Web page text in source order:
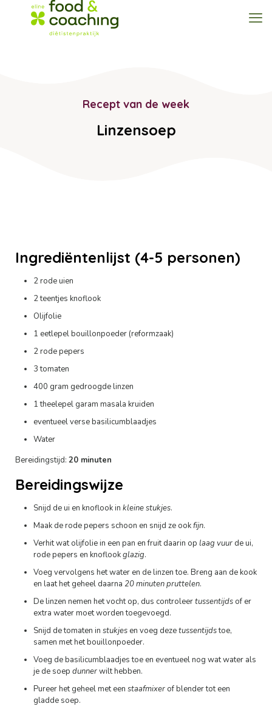
Recept van de week
Linzensoep
Ingrediëntenlijst (4-5 personen)
2 rode uien
2 teentjes knoflook
Olijfolie
1 eetlepel bouillonpoeder (reformzaak)
2 rode pepers
3 tomaten
400 gram gedroogde linzen
1 theelepel garam masala kruiden
eventueel verse basilicumblaadjes
Water
Bereidingstijd: 20 minuten
Bereidingswijze
Snijd de ui en knoflook in kleine stukjes.
Maak de rode pepers schoon en snijd ze ookfijn.
Verhit wat olijfolie in een pan en fruit daarin op laag vuur de ui,
rode pepers en knoflookglazig.
Voeg vervolgens het water en de linzen toe. Breng aan de kook
en laat het geheel daarna 20 minuten pruttelen.
De linzen nemen het vocht op, dus controleertussentijds of er
extra water moet worden toegevoegd.
Snijd de tomaten in stukjes en voeg dezetussentijdstoe,
samen met het bouillonpoeder.
Voeg de basilicumblaadjes toe en eventueel nog wat water als
je de soep dunnerwilt hebben.
Pureer het geheel met een staafmixer of blender tot een
gladde soep.